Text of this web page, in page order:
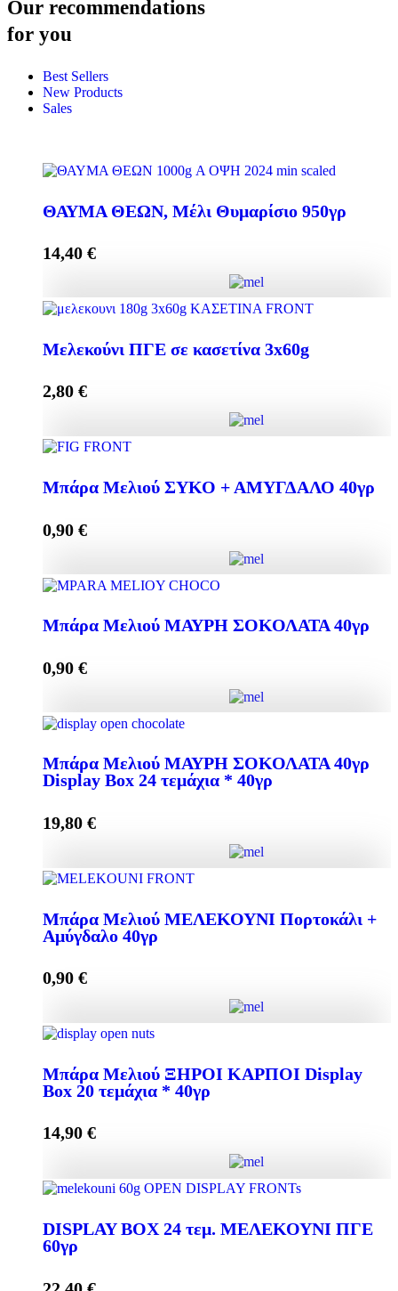
Our recommendations
for you
Best Sellers
New Products
Sales
ΘΑΥΜΑ ΘΕΩΝ, Μέλι Θυμαρίσιο 950γρ
14,40 €
Μελεκούνι ΠΓΕ σε κασετίνα 3x60g
2,80 €
Μπάρα Μελιού ΣΥΚΟ + ΑΜΥΓΔΑΛΟ 40γρ
0,90 €
Μπάρα Μελιού ΜΑΥΡΗ ΣΟΚΟΛΑΤΑ 40γρ
0,90 €
Μπάρα Μελιού ΜΑΥΡΗ ΣΟΚΟΛΑΤΑ 40γρ
Display Box 24 τεμάχια * 40γρ
19,80 €
Box 24 τεμάχια * 40γρ quantity
Μπάρα Μελιού ΜΕΛΕΚΟΥΝΙ Πορτοκάλι +
Αμύγδαλο 40γρ
0,90 €
Αμύγδαλο 40γρ quantity
Μπάρα Μελιού ΞΗΡΟΙ ΚΑΡΠΟΙ Display
Box 20 τεμάχια * 40γρ
14,90 €
τεμάχια * 40γρ quantity
DISPLAY BOX 24 τεμ. ΜΕΛΕΚΟΥΝΙ ΠΓΕ
60γρ